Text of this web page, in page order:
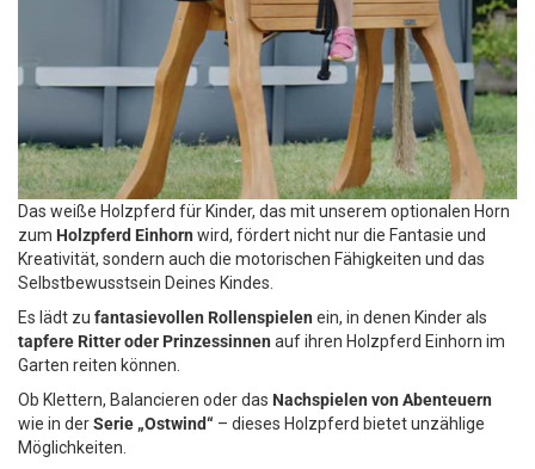
Das weiße Holzpferd für Kinder, das mit unserem optionalen Horn
zum Holzpferd Einhorn wird, fördert nicht nur die Fantasie und
Kreativität, sondern auch die motorischen Fähigkeiten und das
Selbstbewusstsein Deines Kindes.
Es lädt zu fantasievollen Rollenspielen ein, in denen Kinder als
tapfere Ritter oder Prinzessinnen auf ihren Holzpferd Einhorn im
Garten reiten können.
Ob Klettern, Balancieren oder das Nachspielen von Abenteuern
wie in derSerie „Ostwind“ – dieses Holzpferd bietet unzählige
Möglichkeiten.